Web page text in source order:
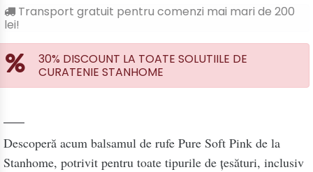
Transport gratuit pentru comenzi mai mari de 200
lei!
30% DISCOUNT LA TOATE SOLUTIILE DE
CURATENIE STANHOME
Descoperă acum balsamul de rufe Pure Soft Pink de la
Stanhome, potrivit pentru toate tipurile de țesături, inclusiv